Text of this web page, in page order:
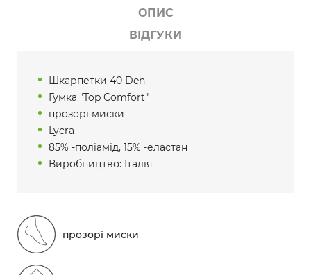
ОПИС
ВІДГУКИ
Шкарпетки 40 Den
Гумка "Top Comfort"
прозорі миски
Lycra
85% -поліамід, 15% -еластан
Виробництво: Італія
прозорі миски